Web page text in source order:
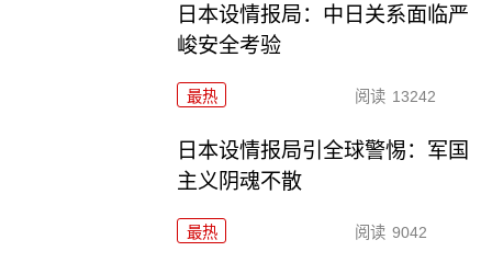
日本设情报局：中日关系面临严
峻安全考验
最热 阅读 13242
日本设情报局引全球警惕：军国
主义阴魂不散
最热 阅读 9042